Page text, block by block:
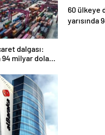
dalgası:
94 milyar dolar
60 ülkeye
yarısında